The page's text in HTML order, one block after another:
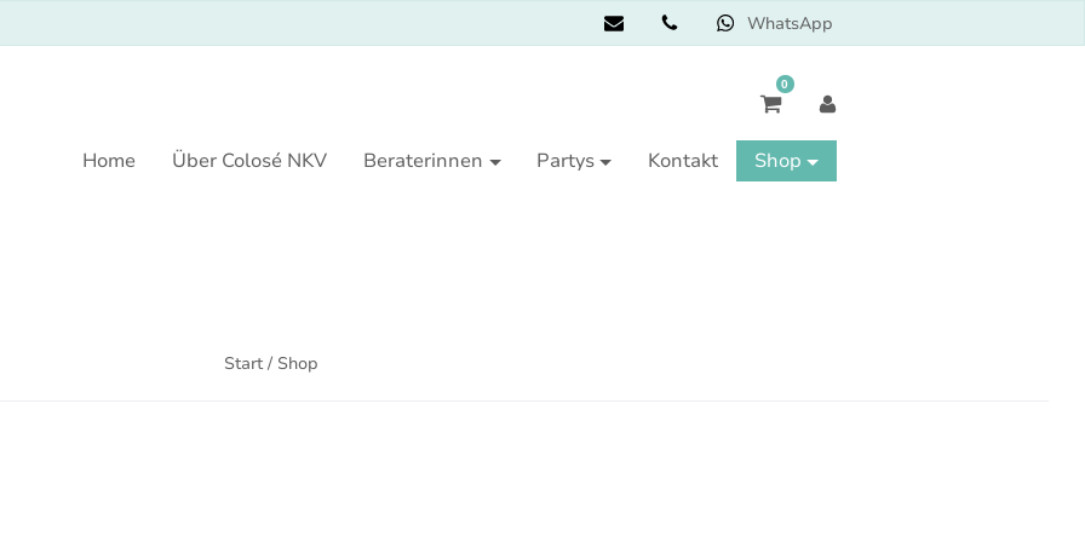
WhatsApp
0
Home Über Colosé NKV Beraterinnen Partys Kontakt Shop
Start/ Shop